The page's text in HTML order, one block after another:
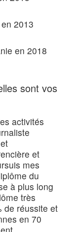
2013
en 2018
sont vos
activités
et
mes
du
à plus long
très
de réussite et
en 70